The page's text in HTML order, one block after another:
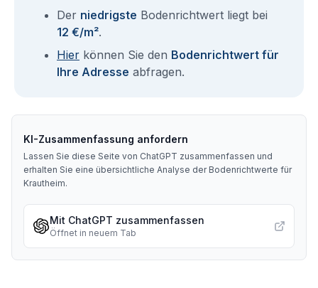
Der niedrigste Bodenrichtwert liegt bei
12 €/m².
Hier können Sie den Bodenrichtwert für
Ihre Adresse abfragen.
KI-Zusammenfassung anfordern
Lassen Sie diese Seite von ChatGPT zusammenfassen und
erhalten Sie eine übersichtliche Analyse der Bodenrichtwerte für
Krautheim.
Mit ChatGPT zusammenfassen
Öffnet in neuem Tab